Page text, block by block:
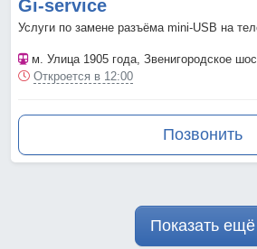
Gi-service
Услуги по замене разъёма mini-USB на
м. Улица 1905 года, Звенигородское
Откроется в 12:00
Позвонить
Показать ещё